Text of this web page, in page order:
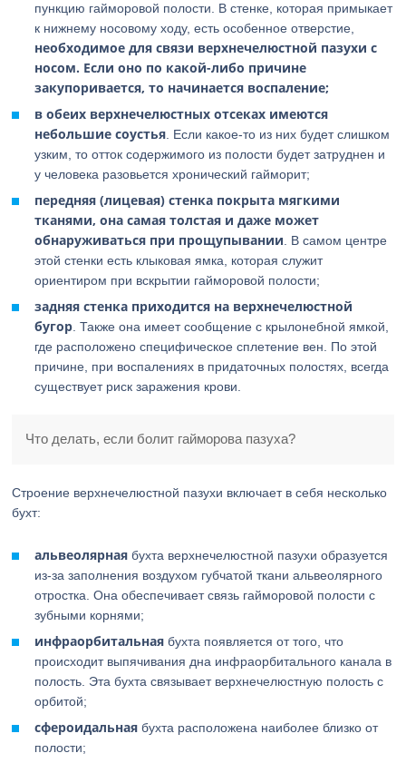
пункцию гайморовой полости. В стенке, которая примыкает
к нижнему носовому ходу, есть особенное отверстие,
необходимое для связи верхнечелюстной пазухи с
носом. Если оно по какой-либо причине
закупоривается, то начинается воспаление;
в обеих верхнечелюстных отсеках имеются
небольшие соустья . Если какое-то из них будет слишком
узким, то отток содержимого из полости будет затруднен и
у человека разовьется хронический гайморит;
передняя (лицевая) стенка покрыта мягкими
тканями, она самая толстая и даже может
обнаруживаться при прощупывании . В самом центре
этой стенки есть клыковая ямка, которая служит
ориентиром при вскрытии гайморовой полости;
задняя стенка приходится на верхнечелюстной
бугор . Также она имеет сообщение с крылонебной ямкой,
где расположено специфическое сплетение вен. По этой
причине, при воспалениях в придаточных полостях, всегда
существует риск заражения крови.
Что делать, если болит гайморова пазуха?
Строение верхнечелюстной пазухи включает в себя несколько
бухт:
альвеолярная бухта верхнечелюстной пазухи образуется
из-за заполнения воздухом губчатой ткани альвеолярного
отростка. Она обеспечивает связь гайморовой полости с
зубными корнями;
инфраорбитальная бухта появляется от того, что
происходит выпячивания дна инфраорбитального канала в
полость. Эта бухта связывает верхнечелюстную полость с
орбитой;
сфероидальная бухта расположена наиболее близко от
полости;